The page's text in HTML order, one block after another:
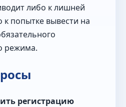
либо к лишней
к попытке вывести на
режима.
регистрацию